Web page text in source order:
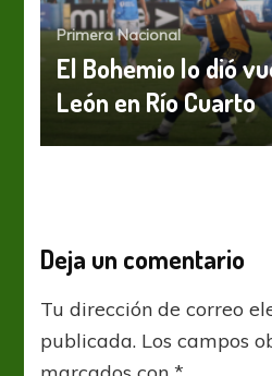
Primera Nacional
El Bohemio lo dió
León en Río Cuarto
Deja un comentario
Tu dirección de correo
publicada. Los campos